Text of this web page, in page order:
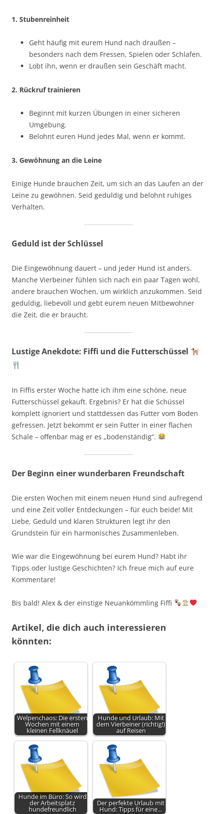
1. Stubenreinheit
Geht häufig mit eurem Hund nach draußen –
besonders nach dem Fressen, Spielen oder Schlafen.
Lobt ihn, wenn er draußen sein Geschäft macht.
2. Rückruf trainieren
Beginnt mit kurzen Übungen in einer sicheren
Umgebung.
Belohnt euren Hund jedes Mal, wenn er kommt.
3. Gewöhnung an die Leine
Einige Hunde brauchen Zeit, um sich an das Laufen an der
Leine zu gewöhnen. Seid geduldig und belohnt ruhiges
Verhalten.
Geduld ist der Schlüssel
Die Eingewöhnung dauert – und jeder Hund ist anders.
Manche Vierbeiner fühlen sich nach ein paar Tagen wohl,
andere brauchen Wochen, um wirklich anzukommen. Seid
geduldig, liebevoll und gebt eurem neuen Mitbewohner
die Zeit, die er braucht.
Lustige Anekdote: Fiffi und die Futterschüssel
In Fiffis erster Woche hatte ich ihm eine schöne, neue
Futterschüssel gekauft. Ergebnis? Er hat die Schüssel
komplett ignoriert und stattdessen das Futter vom Boden
gefressen. Jetzt bekommt er sein Futter in einer flachen
Schale – offenbar mag er es „bodenständig“.
Der Beginn einer wunderbaren Freundschaft
Die ersten Wochen mit einem neuen Hund sind aufregend
und eine Zeit voller Entdeckungen – für euch beide! Mit
Liebe, Geduld und klaren Strukturen legt ihr den
Grundstein für ein harmonisches Zusammenleben.
Wie war die Eingewöhnung bei eurem Hund? Habt ihr
Tipps oder lustige Geschichten? Ich freue mich auf eure
Kommentare!
Bis bald! Alex & der einstige Neuankömmling Fiffi
Artikel, die dich auch interessieren
könnten:
Welpenchaos: Die ersten
Wochen mit einem
kleinen Fellknäuel
Hunde und Urlaub: Mit
dem Vierbeiner (richtig!)
auf Reisen
Hunde im Büro: So wird
der Arbeitsplatz
hundefreundlich
Der perfekte Urlaub mit
Hund: Tipps für eine…